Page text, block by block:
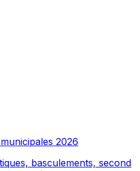
2026
basculements, second